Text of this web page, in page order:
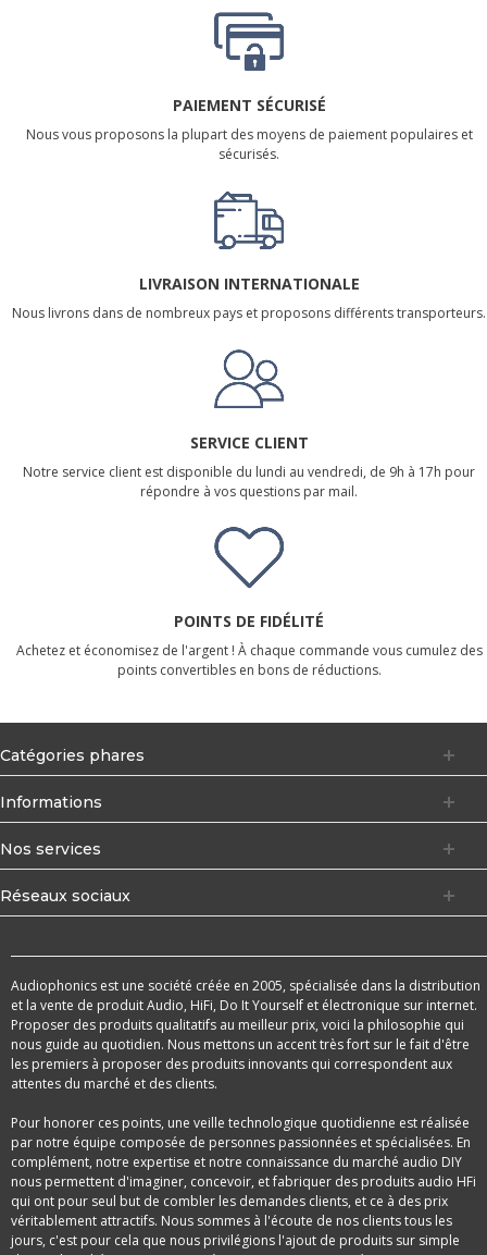
PAIEMENT SÉCURISÉ
Nous vous proposons la plupart des moyens de paiement populaires et
sécurisés.
LIVRAISON INTERNATIONALE
Nous livrons dans de nombreux pays et proposons différents transporteurs.
SERVICE CLIENT
Notre service client est disponible du lundi au vendredi, de 9h à 17h pour
répondre à vos questions par mail.
POINTS DE FIDÉLITÉ
Achetez et économisez de l'argent ! À chaque commande vous cumulez des
points convertibles en bons de réductions.
Catégories phares
Informations
Nos services
Réseaux sociaux
Audiophonics est une société créée en 2005, spécialisée dans la distribution
et la vente de produit Audio, HiFi, Do It Yourself et électronique sur internet.
Proposer des produits qualitatifs au meilleur prix, voici la philosophie qui
nous guide au quotidien. Nous mettons un accent très fort sur le fait d'être
les premiers à proposer des produits innovants qui correspondent aux
attentes du marché et des clients.
Pour honorer ces points, une veille technologique quotidienne est réalisée
par notre équipe composée de personnes passionnées et spécialisées. En
complément, notre expertise et notre connaissance du marché audio DIY
nous permettent d'imaginer, concevoir, et fabriquer des produits audio HFi
qui ont pour seul but de combler les demandes clients, et ce à des prix
véritablement attractifs. Nous sommes à l'écoute de nos clients tous les
jours, c'est pour cela que nous privilégions l'ajout de produits sur simple